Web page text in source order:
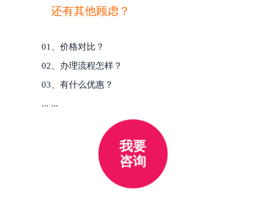
还有其他顾虑？
01、价格对比？
02、办理流程怎样？
03、有什么优惠？
... ...
我要
咨询